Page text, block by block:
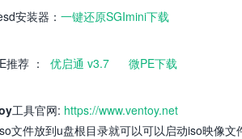
安装器： 一键还原SGImini下载
推荐 ： 优启通 v3.7 微PE下载
工具官网: https://www.ventoy.net
iso文件放到u盘根目录就可以可以启动iso映像